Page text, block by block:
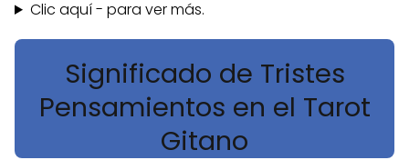
Clic aquí - para ver más.
Significado de Tristes
Pensamientos en el Tarot
Gitano